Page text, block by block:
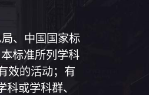
、中国国家标
标准所列学科
效的活动；有
或学科群、